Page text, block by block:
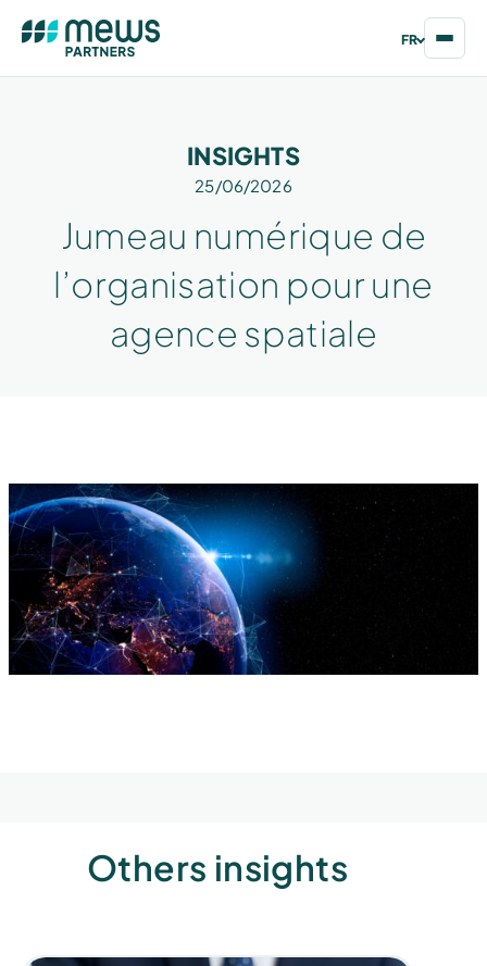
FR
INSIGHTS
25/06/2026
Jumeau numérique de
l’organisation pour une
agence spatiale
Others insights